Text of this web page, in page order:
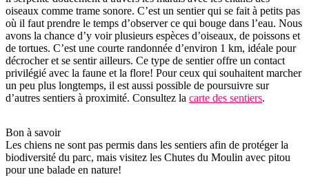
oiseaux comme trame sonore. C’est un sentier qui se fait à petits pas
où il faut prendre le temps d’observer ce qui bouge dans l’eau. Nous
avons la chance d’y voir plusieurs espèces d’oiseaux, de poissons et
de tortues. C’est une courte randonnée d’environ 1 km, idéale pour
décrocher et se sentir ailleurs. Ce type de sentier offre un contact
privilégié avec la faune et la flore! Pour ceux qui souhaitent marcher
un peu plus longtemps, il est aussi possible de poursuivre sur
d’autres sentiers à proximité. Consultez la carte des sentiers.
Bon à savoir
Les chiens ne sont pas permis dans les sentiers afin de protéger la
biodiversité du parc, mais visitez les Chutes du Moulin avec pitou
pour une balade en nature!